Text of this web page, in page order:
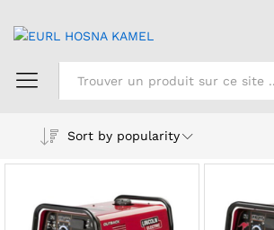
Sort by popularity